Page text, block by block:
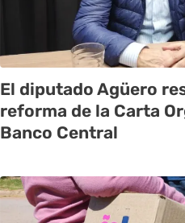
El diputado Agüero
reforma de la Carta
Banco Central